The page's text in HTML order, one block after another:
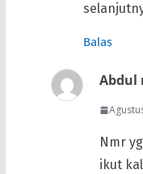
Balas
Abdul
Nmr
ikut